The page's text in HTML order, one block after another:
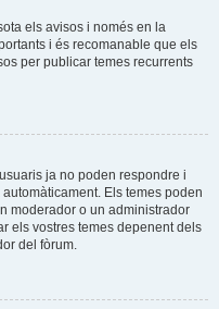
els avisos i només en la
i és recomanable que els
per publicar temes recurrents
ja no poden respondre i
Els temes poden
moderador o un administrador
els vostres temes depenent dels
del fòrum.